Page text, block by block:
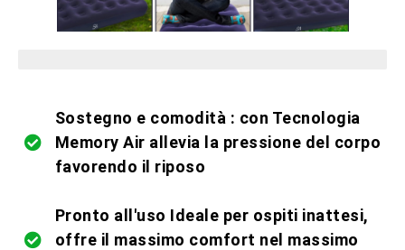
Sostegno e comodità : con Tecnologia
Memory Air allevia la pressione del corpo
favorendo il riposo
Pronto all'uso Ideale per ospiti inattesi,
offre il massimo comfort nel massimo